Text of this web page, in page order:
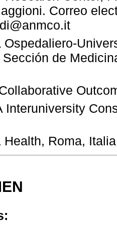
Correo
Ospedaliero-
de
Interuniversity
Health, Roma,